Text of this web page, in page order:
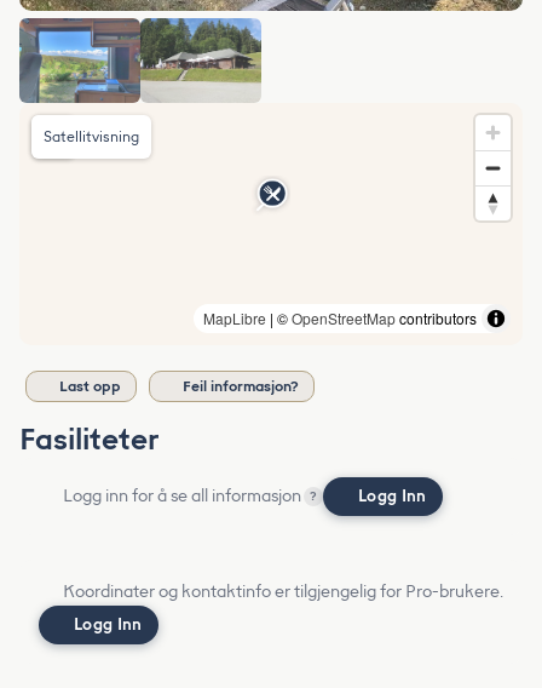
MapLibre | ©OpenStreetMapcontributors
Satellitvisning
Last opp Feil informasjon?
Fasiliteter
Logg inn for å se all informasjon ? Logg Inn
Koordinater og kontaktinfo er tilgjengelig for Pro-brukere.
Logg Inn